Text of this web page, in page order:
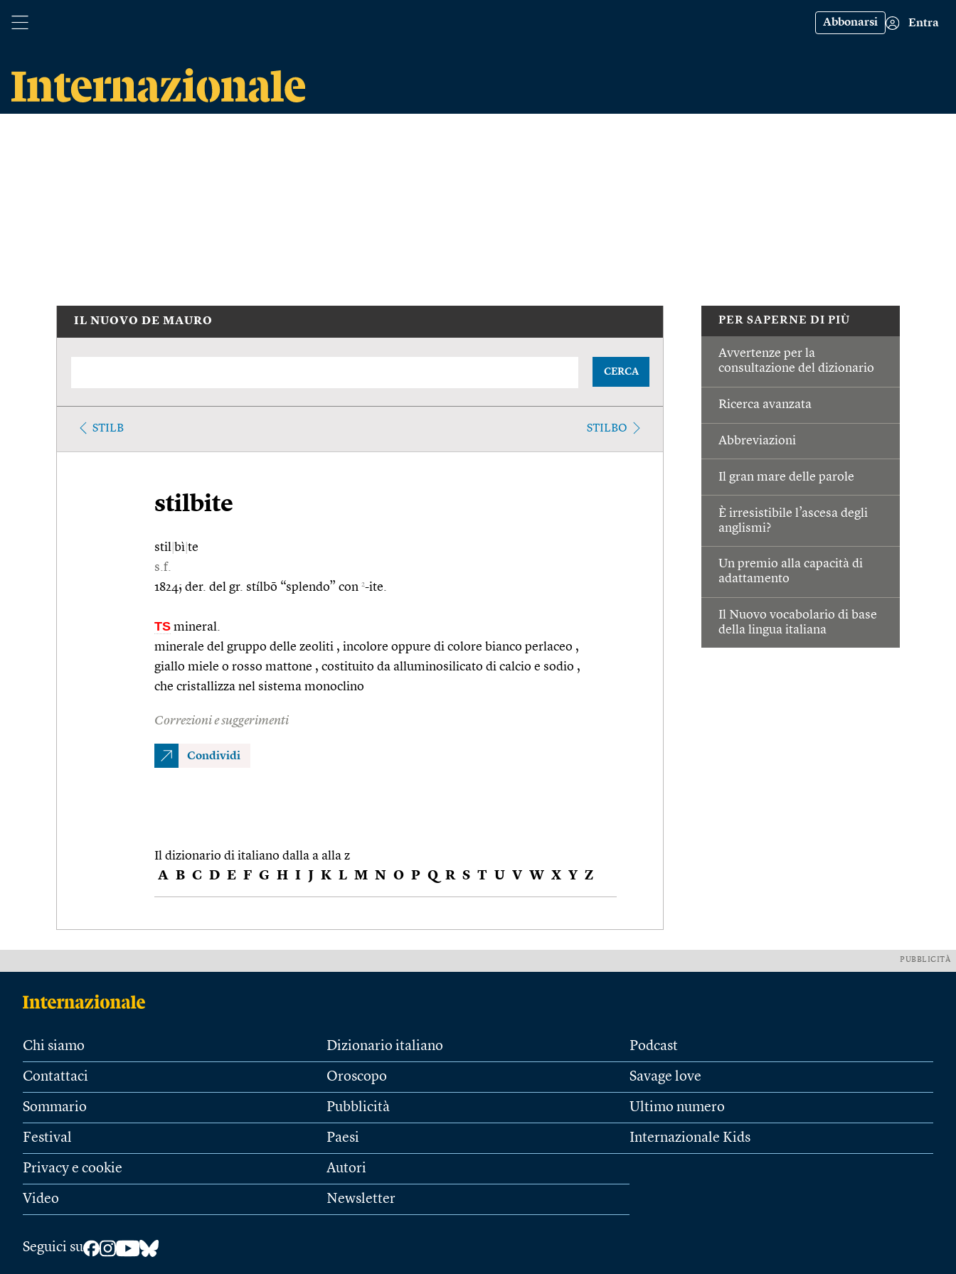
Abbonarsi Entra
PER SAPERNE DI PIÙ
Avvertenze per la
consultazione del dizionario
Ricerca avanzata
Abbreviazioni
Il gran mare delle parole
È irresistibile l’ascesa degli
anglismi?
Un premio alla capacità di
adattamento
Il Nuovo vocabolario di base
della lingua italiana
IL NUOVO DE MAURO
CERCA
STILB STILBO
stilbite
stil bì te
s.f.
1824; der. del gr. stílbō “splendo” con 2-ite.
TS mineral.
minerale del gruppo delle zeoliti , incolore oppure di colore bianco perlaceo ,
giallo miele o rosso mattone , costituito da alluminosilicato di calcio e sodio ,
che cristallizza nel sistema monoclino
Correzioni e suggerimenti
Condividi
Il dizionario di italiano dalla a alla z
A B C D E F G H I J K L M N O P Q R S T U V W X Y Z
PUBBLICITÀ
Chi siamo
Contattaci
Sommario
Festival
Privacy e cookie
Video
Dizionario italiano
Oroscopo
Pubblicità
Paesi
Autori
Newsletter
Podcast
Savage love
Ultimo numero
Internazionale Kids
Seguici su